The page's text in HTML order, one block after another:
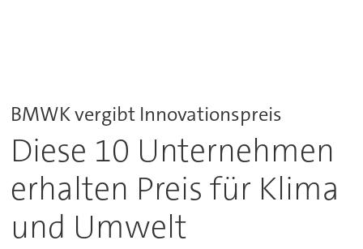
BMWK vergibt Innovationspreis
Diese 10 Unternehmen
erhalten Preis für Klima
und Umwelt